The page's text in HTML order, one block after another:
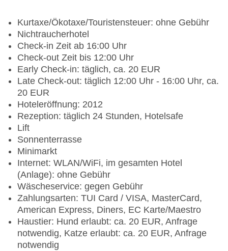
Kurtaxe/Ökotaxe/Touristensteuer: ohne Gebühr
Nichtraucherhotel
Check-in Zeit ab 16:00 Uhr
Check-out Zeit bis 12:00 Uhr
Early Check-in: täglich, ca. 20 EUR
Late Check-out: täglich 12:00 Uhr - 16:00 Uhr, ca.
20 EUR
Hoteleröffnung: 2012
Rezeption: täglich 24 Stunden, Hotelsafe
Lift
Sonnenterrasse
Minimarkt
Internet: WLAN/WiFi, im gesamten Hotel
(Anlage): ohne Gebühr
Wäscheservice: gegen Gebühr
Zahlungsarten: TUI Card / VISA, MasterCard,
American Express, Diners, EC Karte/Maestro
Haustier: Hund erlaubt: ca. 20 EUR, Anfrage
notwendig, Katze erlaubt: ca. 20 EUR, Anfrage
notwendig